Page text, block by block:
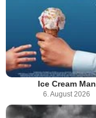
Ice Cream Man
6. August 2026